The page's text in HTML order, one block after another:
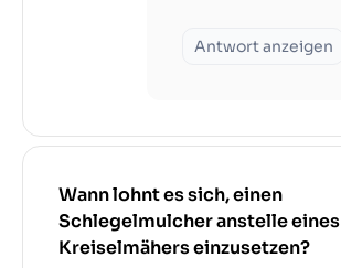
Antwort anzeigen
Wann lohnt es sich, einen
Schlegelmulcher anstelle eines
Kreiselmähers einzusetzen?